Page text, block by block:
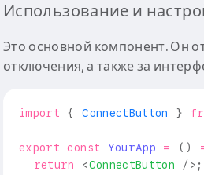
Использование и
Это основной компонент. Он
отключения, а также за
import { ConnectButton }
export const YourApp = ( )
return
<ConnectButton /> ;